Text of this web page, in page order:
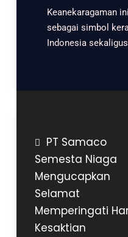
Keanekaragaman
sebagai simbol
Indonesia
PT Samaco
Semesta Niaga
Mengucapkan
Selamat
Memperingati
Kesaktian